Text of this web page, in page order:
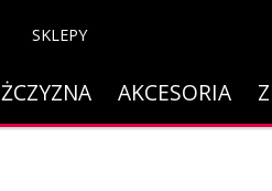
SKLEPY
AKCESORIA